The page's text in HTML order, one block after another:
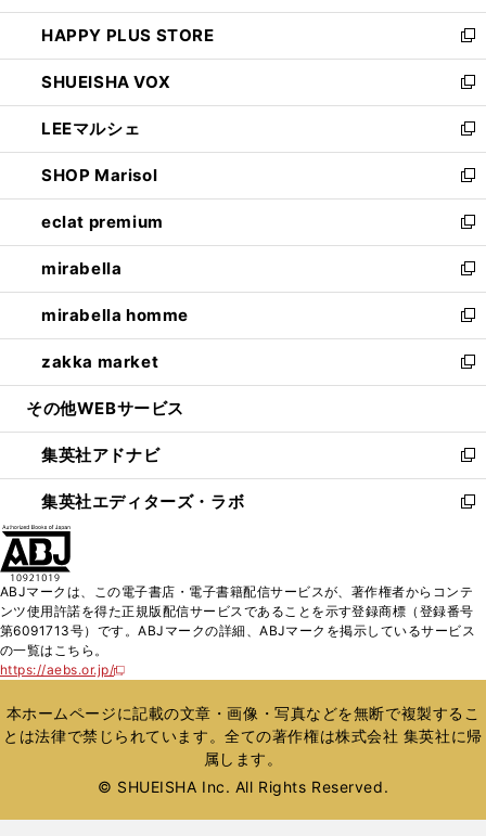
ン
ド
ウ
で
開
く
ウ
ィ
ン
ド
ウ
で
開
く
し
い
ウ
ィ
ン
ド
ウ
で
開
く
HAPPY PLUS STORE
新
し
い
ウ
ィ
ン
ド
ウ
で
開
く
SHUEISHA VOX
新
し
い
ウ
ィ
ン
ド
ウ
で
開
く
LEEマルシェ
新
し
い
ウ
ィ
ン
ド
ウ
で
開
く
SHOP Marisol
新
し
い
ウ
ィ
ン
ド
ウ
で
開
eclat premium
新
し
い
ウ
ィ
ン
ド
ウ
開
く
mirabella
新
し
い
ウ
ィ
ン
ウ
で
開
く
mirabella homme
新
し
い
ウ
ン
ド
ウ
で
zakka market
新
し
ウ
ィ
ン
ド
く
その他WEBサービス
集英社アドナビ
新
し
い
ド
ウ
で
集英社エディターズ・ラボ
新
ィ
ン
ド
開
く
ABJマークは、この電子書店・電子書籍配信サービスが、著作権者からコンテ
ンツ使用許諾を得た正規版配信サービスであることを示す登録商標（登録番号
第6091713号）です。ABJマークの詳細、ABJマークを掲示しているサービス
の一覧はこちら。
https://aebs.or.jp/
新
い
ウ
ィ
ウ
本ホームページに記載の文章・画像・写真などを無断で複製するこ
とは法律で禁じられています。全ての著作権は株式会社 集英社に帰
属します。
© SHUEISHA Inc. All Rights Reserved.